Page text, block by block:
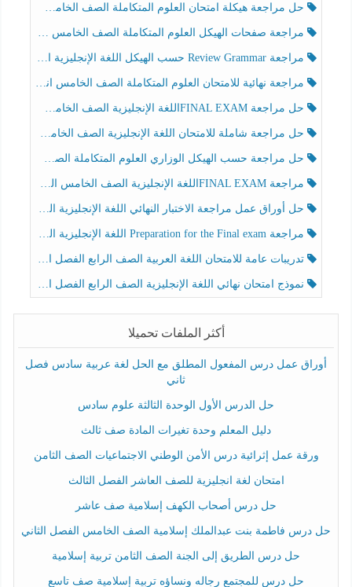
حل مراجعة هيكلة امتحان العلوم المتكاملة الصف الخامس عام الفصل الثالث
مراجعة صفحات الهيكل العلوم المتكاملة الصف الخامس انسبير الفصل الثالث
مراجعة Review Grammar حسب الهيكل اللغة الإنجليزية الصف الخامس الفصل الثالث
مراجعة نهائية للامتحان العلوم المتكاملة الصف الخامس انسبير الفصل الثالث
حل مراجعة FINAL EXAMاللغة الإنجليزية الصف الخامس الفصل الثالث
حل مراجعة شاملة للامتحان اللغة الإنجليزية الصف الخامس الفصل الثالث
حل مراجعة حسب الهيكل الوزاري العلوم المتكاملة الصف الخامس عام الفصل الثالث
مراجعة FINAL EXAMاللغة الإنجليزية الصف الخامس الفصل الثالث
حل أوراق عمل مراجعة الاختبار النهائي اللغة الإنجليزية الصف الرابع الفصل الثالث
مراجعة Preparation for the Final exam اللغة الإنجليزية الصف الرابع الفصل الثالث
تدريبات عامة للامتحان اللغة العربية الصف الرابع الفصل الثالث
نموذج امتحان نهائي اللغة الإنجليزية الصف الرابع الفصل الثالث
أكثر الملفات تحميلا
أوراق عمل درس المفعول المطلق مع الحل لغة عربية سادس فصل
ثاني
حل الدرس الأول الوحدة الثالثة علوم سادس
دليل المعلم وحدة تغيرات المادة صف ثالث
ورقة عمل إثرائية درس الأمن الوطني الاجتماعيات الصف الثامن
امتحان لغة انجليزية للصف العاشر الفصل الثالث
حل درس أصحاب الكهف إسلامية صف عاشر
حل درس فاطمة بنت عبدالملك إسلامية الصف الخامس الفصل الثاني
حل درس الطريق إلى الجنة الصف الثامن تربية إسلامية
حل درس للمجتمع رجاله ونساؤه تربية إسلامية صف تاسع